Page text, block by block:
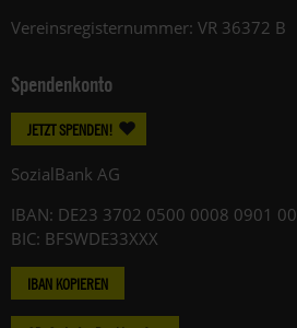
Vereinsregisternummer: VR 36372 B
Spendenkonto
JETZT SPENDEN!
SozialBank AG
IBAN: DE23 3702 0500 0008 0901 00
BIC: BFSWDE33XXX
IBAN KOPIEREN